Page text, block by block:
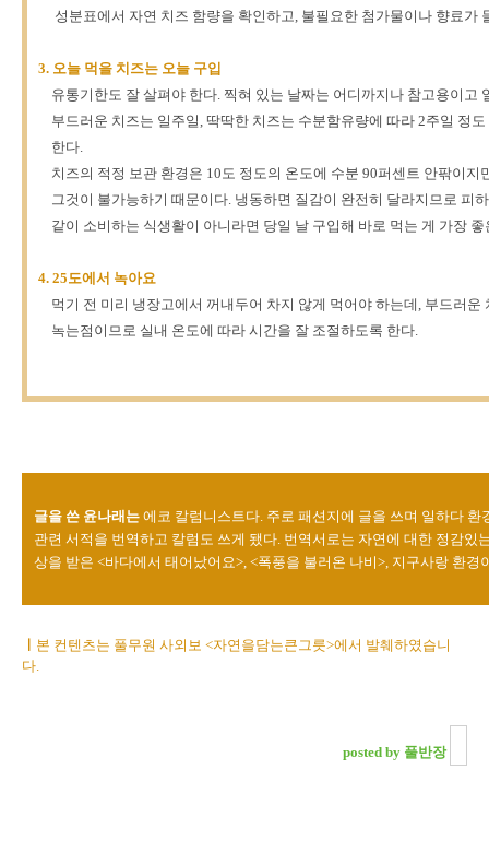
성분표에서 자연 치즈 함량을 확인하고, 불필요한 첨가물이나 향료가
3. 오늘 먹을 치즈는 오늘 구입
유통기한도 잘 살펴야 한다. 찍혀 있는 날짜는 어디까지나 참고용이고
부드러운 치즈는 일주일, 딱딱한 치즈는 수분함유량에 따라 2주일 정
한다.
치즈의 적정 보관 환경은 10도 정도의 온도에 수분 90퍼센트 안팎이지
그것이 불가능하기 때문이다. 냉동하면 질감이 완전히 달라지므로 피
같이 소비하는 식생활이 아니라면 당일 날 구입해 바로 먹는 게 가장 좋
4. 25도에서 녹아요
먹기 전 미리 냉장고에서 꺼내두어 차지 않게 먹어야 하는데, 부드러운
녹는점이므로 실내 온도에 따라 시간을 잘 조절하도록 한다.
글을 쓴 윤나래는 에코 칼럼니스트다. 주로 패션지에 글을 쓰며 일하다 환
관련 서적을 번역하고 칼럼도 쓰게 됐다. 번역서로는 자연에 대한 정감있
상을 받은 <바다에서 태어났어요>, <폭풍을 불러온 나비>, 지구사랑 환경
본 컨텐츠는 풀무원 사외보 <자연을담는큰그릇>에서 발췌하였습니
다.
posted by 풀반장